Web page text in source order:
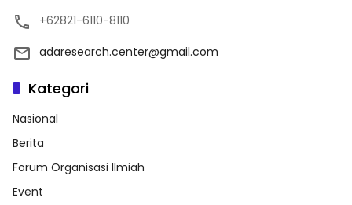
+62821-6110-8110
adaresearch.center@gmail.com
Kategori
Nasional
Berita
Forum Organisasi Ilmiah
Event